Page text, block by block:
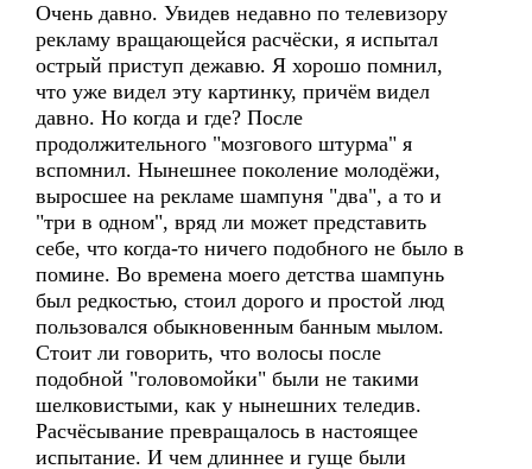
Очень давно. Увидев недавно по телевизору
рекламу вращающейся расчёски, я испытал
острый приступ дежавю. Я хорошо помнил,
что уже видел эту картинку, причём видел
давно. Но когда и где? После
продолжительного "мозгового штурма" я
вспомнил. Нынешнее поколение молодёжи,
выросшее на рекламе шампуня "два", а то и
"три в одном", вряд ли может представить
себе, что когда-то ничего подобного не было в
помине. Во времена моего детства шампунь
был редкостью, стоил дорого и простой люд
пользовался обыкновенным банным мылом.
Стоит ли говорить, что волосы после
подобной "головомойки" были не такими
шелковистыми, как у нынешних теледив.
Расчёсывание превращалось в настоящее
испытание. И чем длиннее и гуще были